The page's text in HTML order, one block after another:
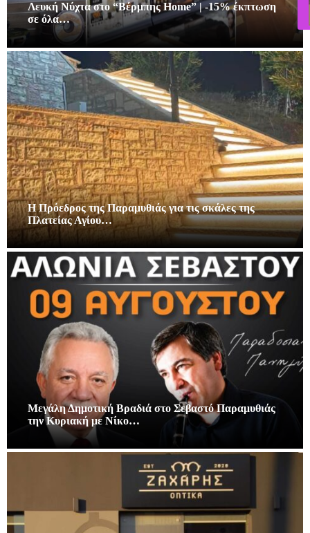
Λευκή Νύχτα στο “Βέρμπης Home” | -15% έκπτωση
σε όλα…
Η Πρόεδρος της Παραμυθιάς για τις σκάλες της
Πλατείας Αγίου…
Μεγάλη Δημοτική Βραδιά στο Σεβαστό Παραμυθιάς
την Κυριακή με Νίκο…